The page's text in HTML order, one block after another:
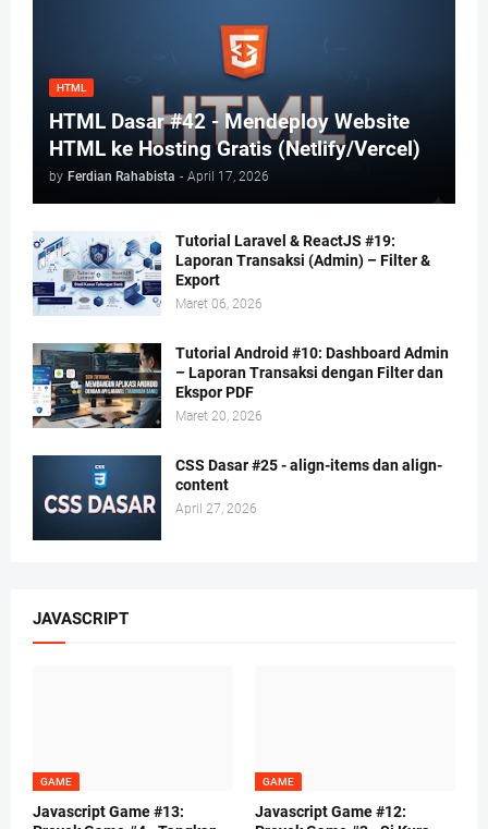
HTML
HTML Dasar #42 - Mendeploy Website
HTML ke Hosting Gratis (Netlify/Vercel)
by Ferdian Rahabista - April 17, 2026
Tutorial Laravel & ReactJS #19:
Laporan Transaksi (Admin) – Filter &
Export
Maret 06, 2026
Tutorial Android #10: Dashboard Admin
– Laporan Transaksi dengan Filter dan
Ekspor PDF
Maret 20, 2026
CSS Dasar #25 - align-items dan align-
content
April 27, 2026
JAVASCRIPT
GAME
Javascript Game #13:
GAME
Javascript Game #12: